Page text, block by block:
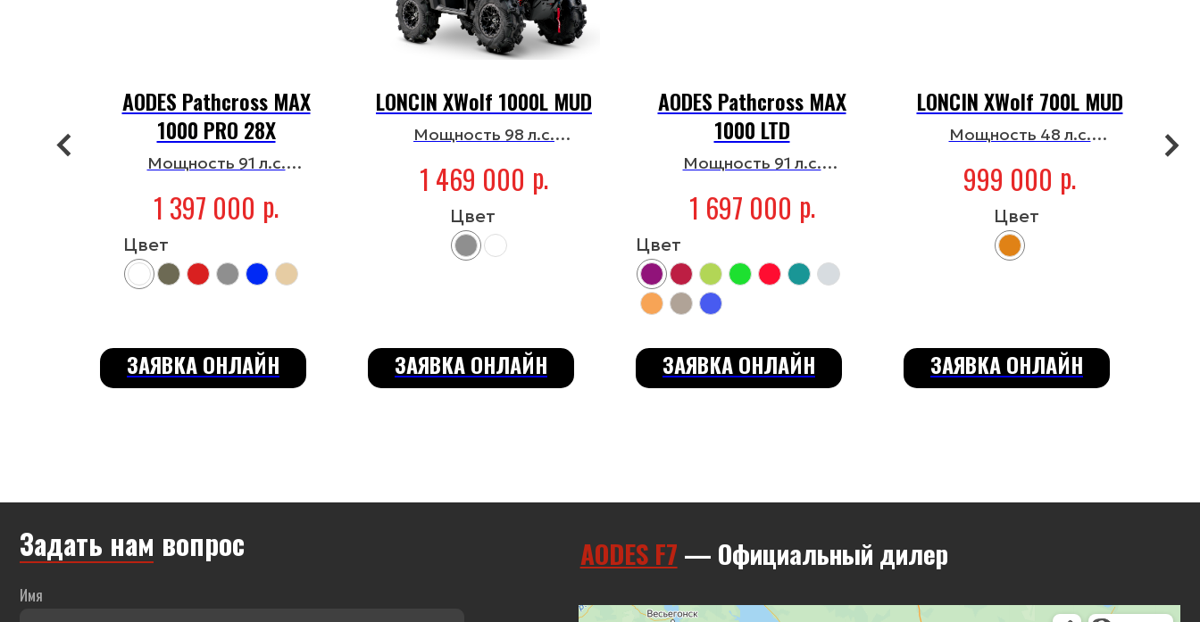
AODES Pathcross MAX
1000 PRO 28X
Мощность 91 л.с.
1 397 000 р.
Цвет
ЗАЯВКА ОНЛАЙН
LONCIN XWolf 1000L MUD
Мощность 98 л.с.
1 469 000 р.
Цвет
ЗАЯВКА ОНЛАЙН
AODES Pathcross MAX
1000 LTD
Мощность 91 л.с.
1 697 000 р.
Цвет
ЗАЯВКА ОНЛАЙН
LONCIN XWolf 700L MUD
Мощность 48 л.с.
999 000 р.
Цвет
ЗАЯВКА ОНЛАЙН
+7
Город, где вы хотите купить
Задать нам вопрос AODES F7 — Официальный дилер